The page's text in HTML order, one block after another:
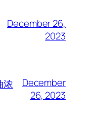
December 26,
2023
浓
December
26, 2023